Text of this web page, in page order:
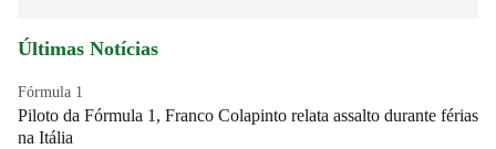
Últimas Notícias
Fórmula 1
Piloto da Fórmula 1, Franco Colapinto relata assalto durante férias
na Itália